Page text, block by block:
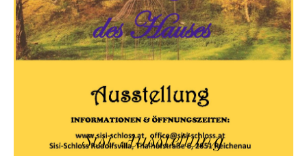
Sisi Ausstellung